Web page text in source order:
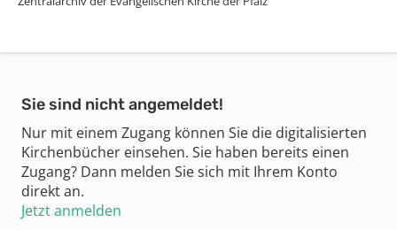
Sie sind nicht angemeldet!
Nur mit einem Zugang können Sie die digitalisierten
Kirchenbücher einsehen. Sie haben bereits einen
Zugang? Dann melden Sie sich mit Ihrem Konto
direkt an.
Jetzt anmelden